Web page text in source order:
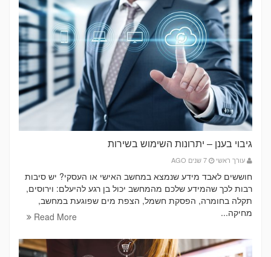
גיבוי בענן – יתרונות השימוש בשירות
עורך ראשי
חוששים לאבד מידע שנמצא במחשב האישי או העסקי? יש סיבות
רבות לכך שהמידע שלכם מהמחשב יכול בן רגע להיעלם: וירוסים,
תקלה בחומרה, הפסקת חשמל, הצפת מים שפוגעת במחשב,
מחיקה...
Read More